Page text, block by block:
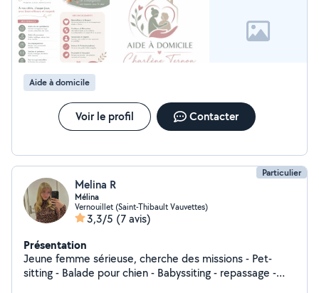
Aide à domicile
Voir le profil Contacter
Particulier
Melina R
Mélina
Vernouillet (Saint-Thibault Vauvettes)
3,3/5 (7 avis)
Présentation
Jeune femme sérieuse, cherche des missions - Pet-
sitting - Balade pour chien - Babyssiting - repassage -